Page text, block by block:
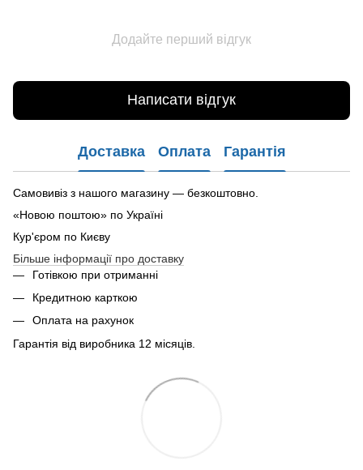
Додайте перший відгук
Написати відгук
Доставка Оплата Гарантія
Самовивіз з нашого магазину — безкоштовно.
«Новою поштою» по Україні
Кур'єром по Києву
Більше інформації про доставку
Готівкою при отриманні
Кредитною карткою
Оплата на рахунок
Гарантія від виробника 12 місяців.